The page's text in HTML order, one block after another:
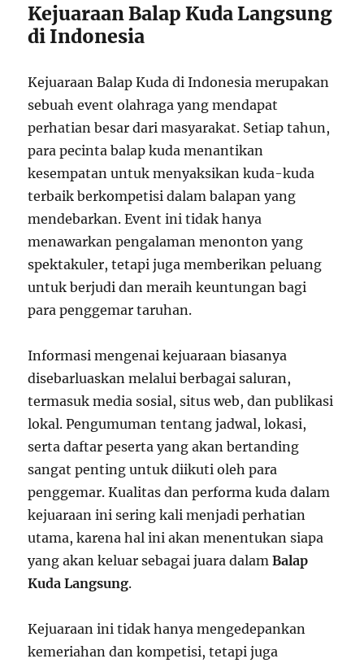
Kejuaraan Balap Kuda Langsung
di Indonesia
Kejuaraan Balap Kuda di Indonesia merupakan
sebuah event olahraga yang mendapat
perhatian besar dari masyarakat. Setiap tahun,
para pecinta balap kuda menantikan
kesempatan untuk menyaksikan kuda-kuda
terbaik berkompetisi dalam balapan yang
mendebarkan. Event ini tidak hanya
menawarkan pengalaman menonton yang
spektakuler, tetapi juga memberikan peluang
untuk berjudi dan meraih keuntungan bagi
para penggemar taruhan.
Informasi mengenai kejuaraan biasanya
disebarluaskan melalui berbagai saluran,
termasuk media sosial, situs web, dan publikasi
lokal. Pengumuman tentang jadwal, lokasi,
serta daftar peserta yang akan bertanding
sangat penting untuk diikuti oleh para
penggemar. Kualitas dan performa kuda dalam
kejuaraan ini sering kali menjadi perhatian
utama, karena hal ini akan menentukan siapa
yang akan keluar sebagai juara dalamBalap
Kuda Langsung.
Kejuaraan ini tidak hanya mengedepankan
kemeriahan dan kompetisi, tetapi juga